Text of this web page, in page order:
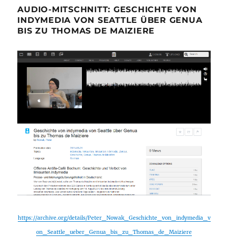
AUDIO-MITSCHNITT: GESCHICHTE VON
INDYMEDIA VON SEATTLE ÜBER GENUA
BIS ZU THOMAS DE MAIZIERE
https://archive.org/details/Peter_Nowak_Geschichte_von_indymedia_v
on_Seattle_ueber_Genua_bis_zu_Thomas_de_Maiziere